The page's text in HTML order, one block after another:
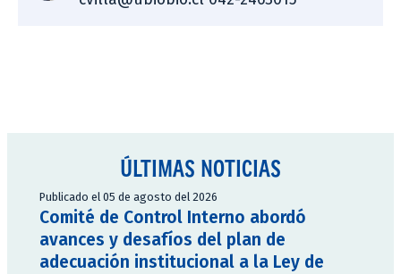
ÚLTIMAS NOTICIAS
Publicado el 05 de agosto del 2026
Comité de Control Interno abordó
avances y desafíos del plan de
adecuación institucional a la Ley de